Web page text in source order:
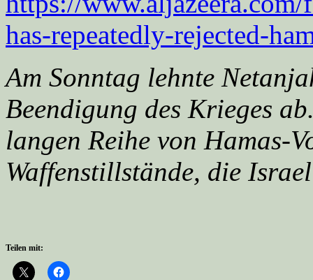
has-repeatedly-rejected-
Am Sonntag lehnte
Beendigung des Krieges
langen Reihe von Hamas-
Waffenstillstände, die
Teilen mit: